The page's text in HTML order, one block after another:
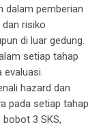
dalam pemberian
dan risiko
di luar gedung.
setiap tahap
evaluasi.
hazard dan
pada setiap tahap
3 SKS,